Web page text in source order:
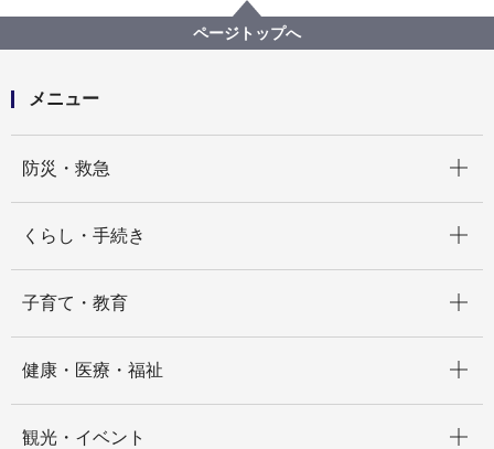
令和５年度 市民局予算概要について
ページトップへ
メニュー
防災・救急
くらし・手続き
子育て・教育
健康・医療・福祉
観光・イベント